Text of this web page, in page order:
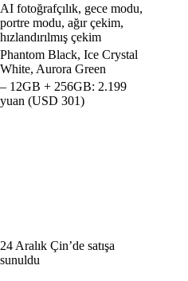
AI fotoğrafçılık, gece modu,
portre modu, ağır çekim,
hızlandırılmış çekim
Phantom Black, Ice Crystal
White, Aurora Green
– 12GB + 256GB: 2.199
yuan (USD 301)
24 Aralık Çin’de satışa
sunuldu